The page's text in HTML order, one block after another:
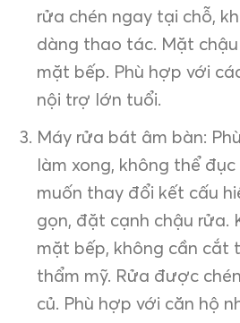
rửa chén ngay tại chỗ,
dàng thao tác. Mặt
mặt bếp. Phù hợp với
nội trợ lớn tuổi.
Máy rửa bát âm bàn:
làm xong, không thể
muốn thay đổi kết cấu
gọn, đặt cạnh chậu rửa.
mặt bếp, không cần cắt
thẩm mỹ. Rửa được
củ. Phù hợp với căn hộ